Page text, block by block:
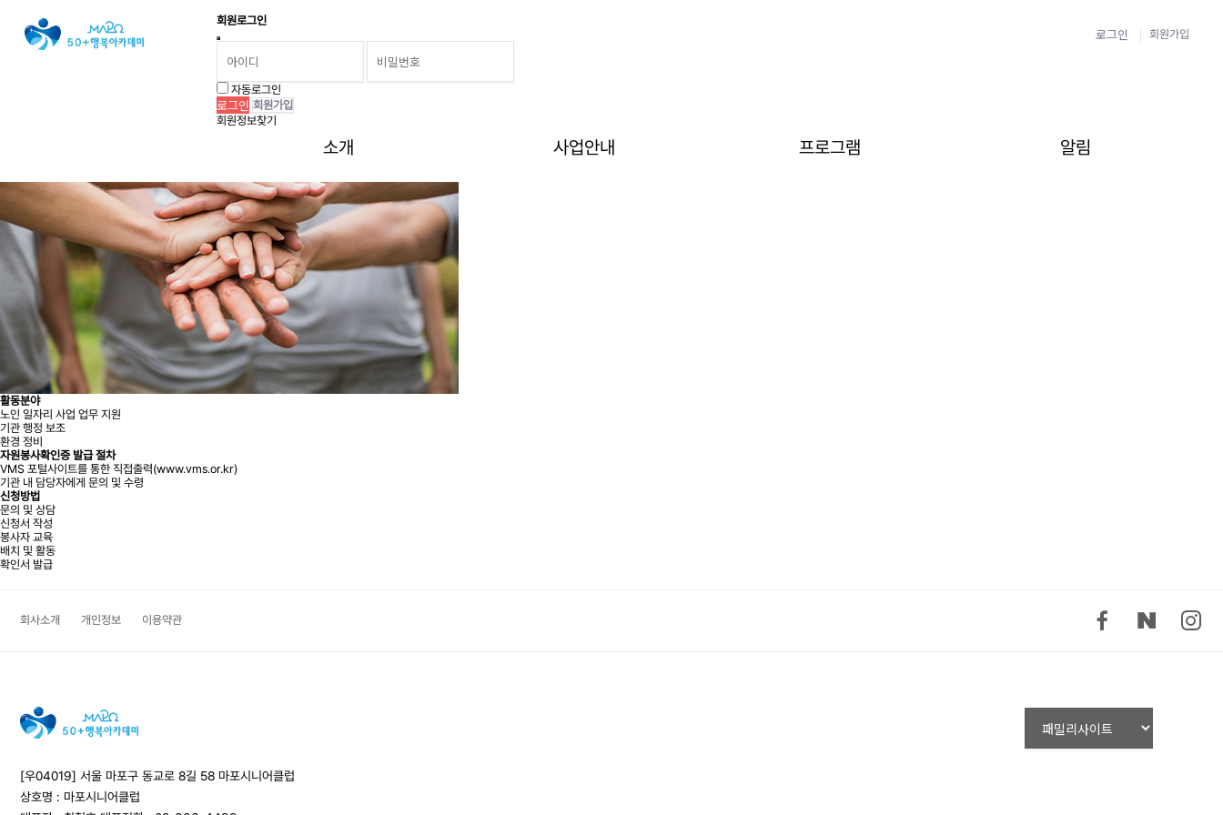
로그인 회원가입
회원로그인
자동로그인
회원가입
회원정보찾기
소개 사업안내 프로그램 알림
따뜻한 마음으로 사랑과 나눔을 실천해주실 자원봉사자를 모집합니다.
활동분야
노인 일자리 사업 업무 지원
기관 행정 보조
환경 정비
자원봉사확인증 발급 절차
VMS 포털사이트를 통한 직접출력(www.vms.or.kr)
기관 내 담당자에게 문의 및 수령
신청방법
문의 및 상담
신청서 작성
봉사자 교육
배치 및 활동
확인서 발급
회사소개 개인정보 이용약관
[우04019] 서울 마포구 동교로 8길 58 마포시니어클럽
상호명 : 마포시니어클럽